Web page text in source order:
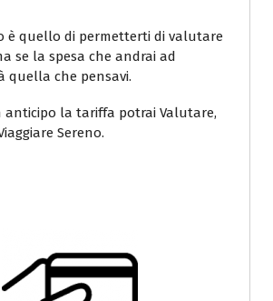
è quello di permetterti di valutare
se la spesa che andrai ad
quella che pensavi.
anticipo la tariffa potrai Valutare,
Sereno.